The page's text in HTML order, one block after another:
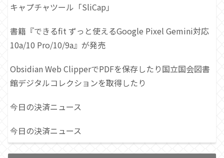
キャプチャツール「SliCap」
書籍『できるfit ずっと使えるGoogle Pixel Gemini対応
10a/10 Pro/10/9a』が発売
Obsidian Web ClipperでPDFを保存したり国立国会図書
館デジタルコレクションを取得したり
今日の決済ニュース
今日の決済ニュース